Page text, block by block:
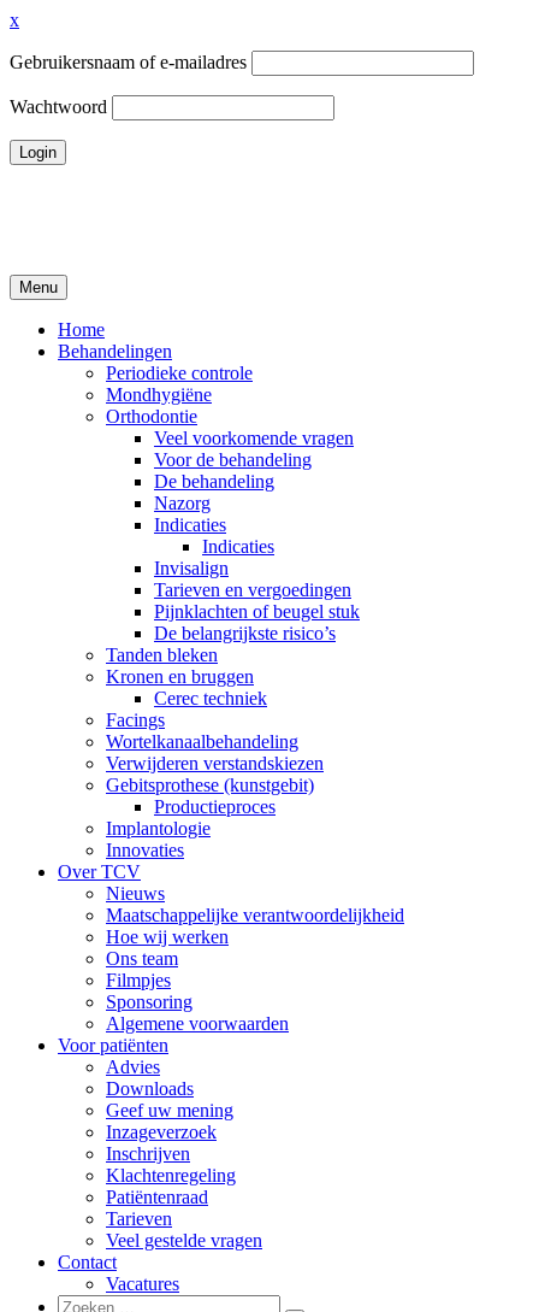
x
Gebruikersnaam of e-mailadres
Wachtwoord
Tandheelkundigcentrum Volendam
Menu
Home
Behandelingen
Periodieke controle
Mondhygiëne
Orthodontie
Veel voorkomende vragen
Voor de behandeling
De behandeling
Nazorg
Indicaties
Indicaties
Invisalign
Tarieven en vergoedingen
Pijnklachten of beugel stuk
De belangrijkste risico’s
Tanden bleken
Kronen en bruggen
Cerec techniek
Facings
Wortelkanaalbehandeling
Verwijderen verstandskiezen
Gebitsprothese (kunstgebit)
Productieproces
Implantologie
Innovaties
Over TCV
Nieuws
Maatschappelijke verantwoordelijkheid
Hoe wij werken
Ons team
Filmpjes
Sponsoring
Algemene voorwaarden
Voor patiënten
Advies
Downloads
Geef uw mening
Inzageverzoek
Inschrijven
Klachtenregeling
Patiëntenraad
Tarieven
Veel gestelde vragen
Contact
Vacatures
Zoeken